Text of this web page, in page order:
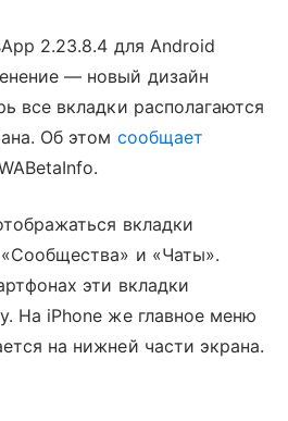
2.23.8.4 для Android
— новый дизайн
все вкладки располагаются
Об этом сообщает
вкладки
и «Чаты».
эти вкладки
На iPhone же главное меню
на нижней части экрана.